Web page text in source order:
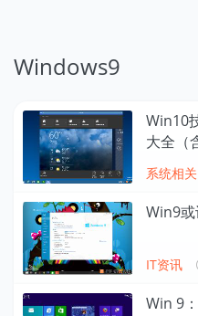
Windows9
Win10
大全（
系统相关
Win9或
IT资讯
Win 9